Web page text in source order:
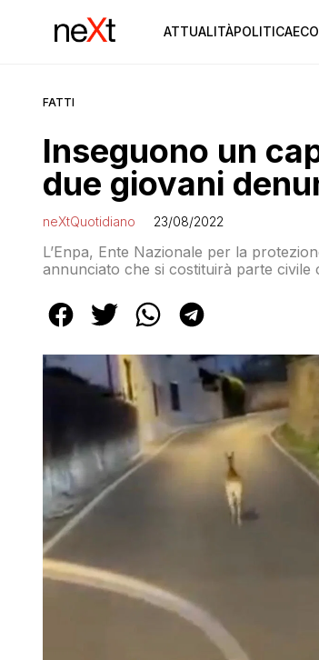
ATTUALITÀPOLITICA
FATTI
Inseguono un
due giovani
neXtQuotidiano 23/08/2022
L’Enpa, Ente Nazionale per la
annunciato che si costituirà parte civile